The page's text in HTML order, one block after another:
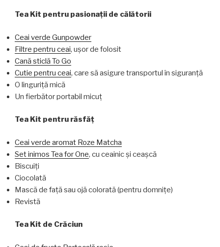
Tea Kit pentru pasionații de călătorii
Ceai verde Gunpowder
Filtre pentru ceai, ușor de folosit
Cană sticlă To Go
Cutie pentru ceai, care să asigure transportul în siguranță
O linguriță mică
Un fierbător portabil micuț
Tea Kit pentru răsfăț
Ceai verde aromat Roze Matcha
Set inimos Tea for One, cu ceainic și ceașcă
Biscuiți
Ciocolată
Mască de față sau ojă colorată (pentru domnițe)
Revistă
Tea Kit de Crăciun